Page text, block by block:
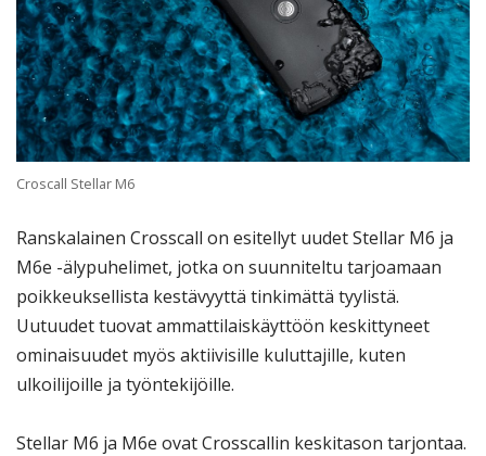
Croscall Stellar M6
Ranskalainen Crosscall on esitellyt uudet Stellar M6 ja
M6e -älypuhelimet, jotka on suunniteltu tarjoamaan
poikkeuksellista kestävyyttä tinkimättä tyylistä.
Uutuudet tuovat ammattilaiskäyttöön keskittyneet
ominaisuudet myös aktiivisille kuluttajille, kuten
ulkoilijoille ja työntekijöille.
Stellar M6 ja M6e ovat Crosscallin keskitason tarjontaa.